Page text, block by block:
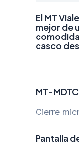
El MT
mejor de
casco
MT-
Cierre
Pantalla